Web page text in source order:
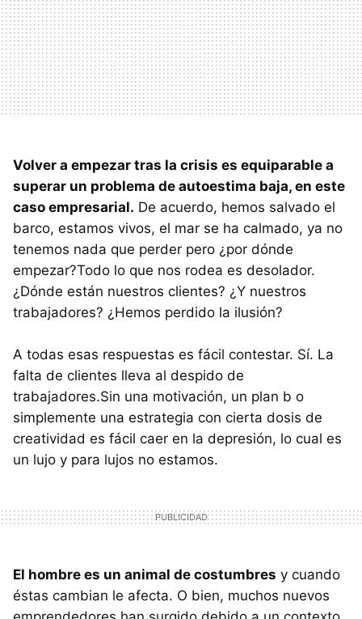
Volver a empezar tras la crisis es equiparable a
superar un problema de autoestima baja, en este
caso empresarial. De acuerdo, hemos salvado el
barco, estamos vivos, el mar se ha calmado, ya no
tenemos nada que perder pero ¿por dónde
empezar?Todo lo que nos rodea es desolador.
¿Dónde están nuestros clientes? ¿Y nuestros
trabajadores? ¿Hemos perdido la ilusión?
A todas esas respuestas es fácil contestar. Sí. La
falta de clientes lleva al despido de
trabajadores.Sin una motivación, un plan b o
simplemente una estrategia con cierta dosis de
creatividad es fácil caer en la depresión, lo cual es
un lujo y para lujos no estamos.
El hombre es un animal de costumbres y cuando
éstas cambian le afecta. O bien, muchos nuevos